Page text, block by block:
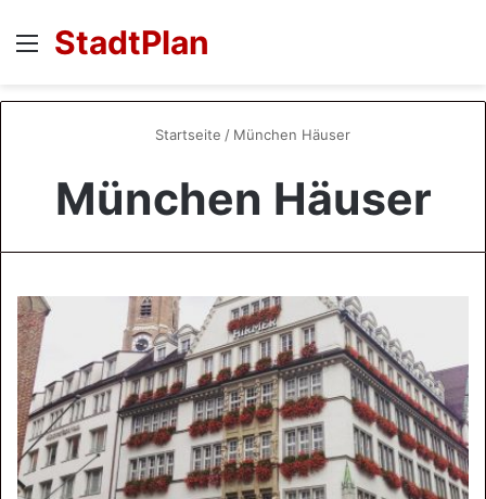
Menü
StadtPlan
Startseite / München Häuser
München Häuser